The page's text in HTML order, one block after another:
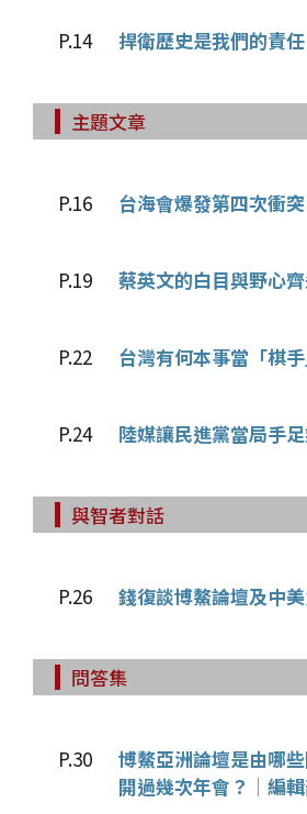
P.14 捍衛歷史是我們的責
主題文章
P.16 台海會爆發第四次衝
P.19 蔡英文的白目與野心
P.22 台灣有何本事當「棋
P.24 陸媒讓民進黨當局手
與智者對話
P.26 錢復談博鰲論壇及中
問答集
P.30
博鰲亞洲論壇是由哪
開過幾次年會？│編